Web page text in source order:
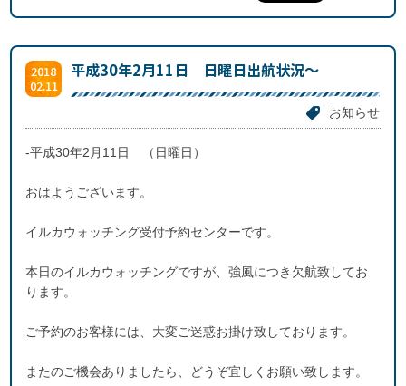
2018
02.11
平成30年2月11日 日曜日出航状況～
お知らせ
-平成30年2月11日 （日曜日）
おはようございます。
イルカウォッチング受付予約センターです。
本日のイルカウォッチングですが、強風につき欠航致してお
ります。
ご予約のお客様には、大変ご迷惑お掛け致しております。
またのご機会ありましたら、どうぞ宜しくお願い致します。